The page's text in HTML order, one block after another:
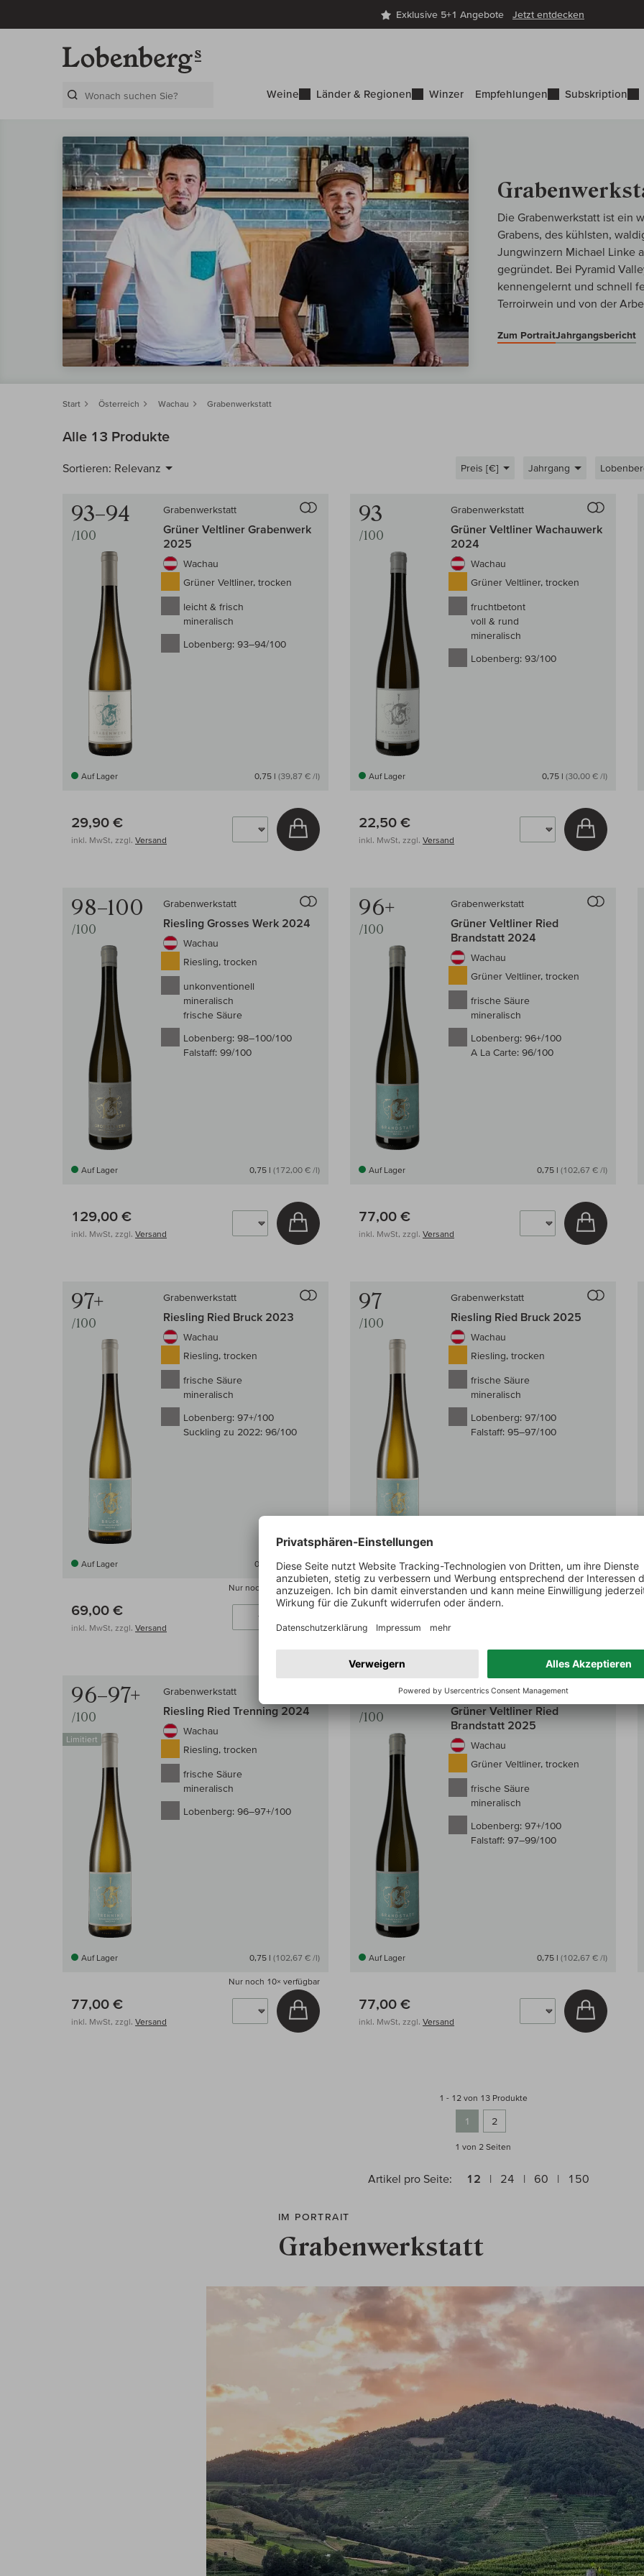
Exklusive 5+1 Angebote Jetzt entdecken
Weine Länder & Regionen Winzer Empfehlungen Subskription
Die Grabenwerkstatt ist ein
Grabens, des kühlsten,
Jungwinzern Michael Linke
gegründet. Bei Pyramid
kennengelernt und schnell
Terroirwein und von der
Zum PortraitJahrgangsbericht
Start Österreich Wachau Grabenwerkstatt
Alle 13 Produkte
Sortieren: Relevanz Preis [€] Jahrgang
93–94
/100
Grabenwerkstatt
Grüner Veltliner Grabenwerk
2025
Wachau
Grüner Veltliner, trocken
leicht & frisch
mineralisch
Lobenberg: 93–94/100
Auf Lager 0,75 l (39,87 € /l)
29,90 €
inkl. MwSt, zzgl. Versand
In den Warenkorb
93
/100
Grabenwerkstatt
Grüner Veltliner Wachauwerk
2024
Wachau
Grüner Veltliner, trocken
fruchtbetont
voll & rund
mineralisch
Lobenberg: 93/100
Auf Lager 0,75 l (30,00 € /l)
22,50 €
inkl. MwSt, zzgl. Versand
In den
98–100
/100
Grabenwerkstatt
Riesling Grosses Werk 2024
Wachau
Riesling, trocken
unkonventionell
mineralisch
frische Säure
Lobenberg: 98–100/100
Falstaff: 99/100
Auf Lager 0,75 l (172,00 € /l)
129,00 €
inkl. MwSt, zzgl. Versand
In den Warenkorb
96+
/100
Grabenwerkstatt
Grüner Veltliner Ried
Brandstatt 2024
Wachau
Grüner Veltliner, trocken
frische Säure
mineralisch
Lobenberg: 96+/100
A La Carte: 96/100
Auf Lager 0,75 l (102,67 € /l)
77,00 €
inkl. MwSt, zzgl. Versand
In den
97+
/100
Grabenwerkstatt
Riesling Ried Bruck 2023
Wachau
Riesling, trocken
frische Säure
mineralisch
Lobenberg: 97+/100
Suckling zu 2022: 96/100
Auf Lager 0,75 l(92,00 € /l)
Nur noch 11×verfügbar
69,00 €
inkl. MwSt, zzgl. Versand
In den Warenkorb
97
/100
Grabenwerkstatt
Riesling Ried Bruck 2025
Wachau
Riesling, trocken
frische Säure
mineralisch
Lobenberg: 97/100
Falstaff: 95–97/100
Auf Lager 0,75 l (92,00 € /l)
69,00 €
inkl. MwSt, zzgl. Versand
96–97+
/100
Limitiert
Grabenwerkstatt
Auf den Wein-Vergleich
Riesling Ried Trenning 2024
Wachau
Riesling, trocken
frische Säure
mineralisch
Lobenberg: 96–97+/100
Auf Lager 0,75 l (102,67 € /l)
Nur noch 10× verfügbar
77,00 €
inkl. MwSt, zzgl. Versand
In den Warenkorb
/100
Grabenwerkstatt
Auf den
Grüner Veltliner Ried
Brandstatt 2025
Wachau
Grüner Veltliner, trocken
frische Säure
mineralisch
Lobenberg: 97+/100
Falstaff: 97–99/100
Auf Lager 0,75 l (102,67 € /l)
77,00 €
inkl. MwSt, zzgl. Versand
In den
1 - 12 von 13 Produkte
1
2
1 von 2 Seiten
Artikel pro Seite: 12 24 60 150
IM PORTRAIT
Grabenwerkstatt